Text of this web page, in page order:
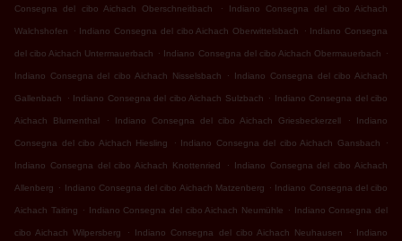
Consegna del cibo Aichach Oberschneitbach . Indiano Consegna del cibo Aichach
Walchshofen . Indiano Consegna del cibo Aichach Oberwittelsbach . Indiano Consegna
del cibo Aichach Untermauerbach . Indiano Consegna del cibo Aichach Obermauerbach .
Indiano Consegna del cibo Aichach Nisselsbach . Indiano Consegna del cibo Aichach
Gallenbach . Indiano Consegna del cibo Aichach Sulzbach . Indiano Consegna del cibo
Aichach Blumenthal . Indiano Consegna del cibo Aichach Griesbeckerzell . Indiano
Consegna del cibo Aichach Hiesling . Indiano Consegna del cibo Aichach Gansbach .
Indiano Consegna del cibo Aichach Knottenried . Indiano Consegna del cibo Aichach
Allenberg . Indiano Consegna del cibo Aichach Matzenberg . Indiano Consegna del cibo
Aichach Taiting . Indiano Consegna del cibo Aichach Neumühle . Indiano Consegna del
cibo Aichach Wilpersberg . Indiano Consegna del cibo Aichach Neuhausen . Indiano